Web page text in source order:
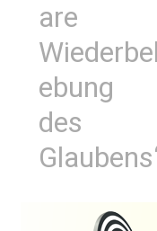
are
Wiederbel
ebung
des